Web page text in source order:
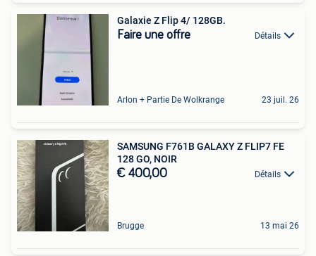
Galaxie Z Flip 4/ 128GB.
Faire une offre Détails
Arlon + Partie De Wolkrange 23 juil. 26
SAMSUNG F761B GALAXY Z FLIP7 FE
128 GO, NOIR
€ 400,00 Détails
Brugge 13 mai 26